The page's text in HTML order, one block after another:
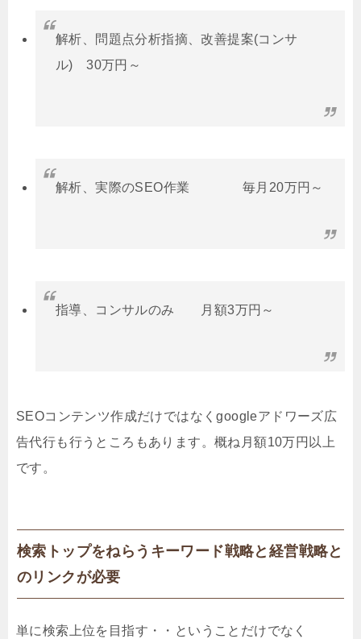
解析、問題点分析指摘、改善提案(コンサ
ル) 30万円～
解析、実際のSEO作業 毎月20万円～
指導、コンサルのみ 月額3万円～
SEOコンテンツ作成だけではなくgoogleアドワーズ広
告代行も行うところもあります。概ね月額10万円以上
です。
検索トップをねらうキーワード戦略と経営戦略と
のリンクが必要
単に検索上位を目指す・・ということだけでなく